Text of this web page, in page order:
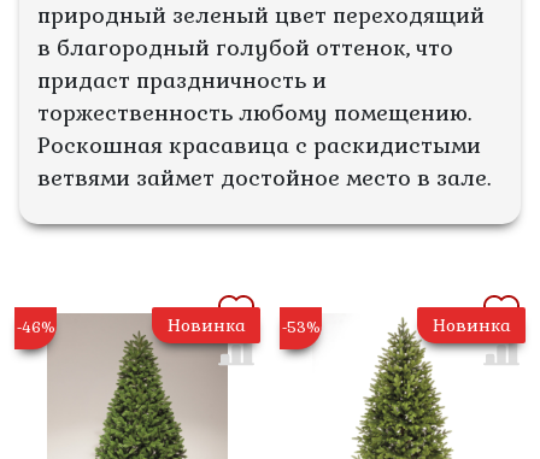
природный зеленый цвет переходящий
в благородный голубой оттенок, что
придаст праздничность и
торжественность любому помещению.
Роскошная красавица с раскидистыми
ветвями займет достойное место в зале.
-46% Новинка -53% Новинка